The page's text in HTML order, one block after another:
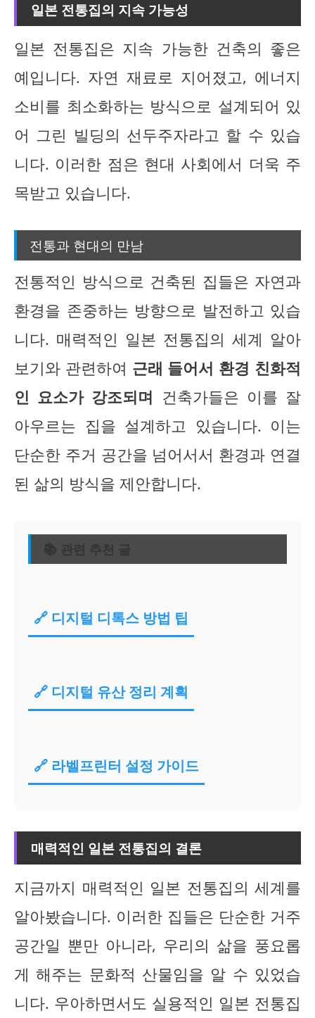
일본 전통집의 지속 가능성
일본 전통집은 지속 가능한 건축의 좋은
예입니다. 자연 재료로 지어졌고, 에너지
소비를 최소화하는 방식으로 설계되어 있
어 그린 빌딩의 선두주자라고 할 수 있습
니다. 이러한 점은 현대 사회에서 더욱 주
목받고 있습니다.
전통과 현대의 만남
전통적인 방식으로 건축된 집들은 자연과
환경을 존중하는 방향으로 발전하고 있습
니다. 매력적인 일본 전통집의 세계 알아
보기와 관련하여 근래 들어서 환경 친화적
인 요소가 강조되며 건축가들은 이를 잘
아우르는 집을 설계하고 있습니다. 이는
단순한 주거 공간을 넘어서서 환경과 연결
된 삶의 방식을 제안합니다.
📚 관련 추천 글
🔗 디지털 디톡스 방법 팁
🔗 디지털 유산 정리 계획
🔗 라벨프린터 설정 가이드
매력적인 일본 전통집의 결론
지금까지 매력적인 일본 전통집의 세계를
알아봤습니다. 이러한 집들은 단순한 거주
공간일 뿐만 아니라, 우리의 삶을 풍요롭
게 해주는 문화적 산물임을 알 수 있었습
니다. 우아하면서도 실용적인 일본 전통집